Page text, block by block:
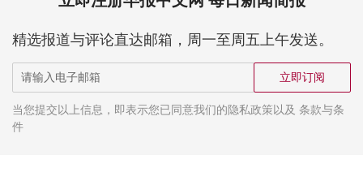
精选报道与评论直达邮箱，周一至周五上午发送。
立即订阅
当您提交以上信息，即表示您已同意我们的隐私政策以及 条款与条
件